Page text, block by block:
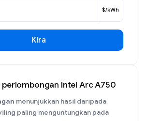
$/kWh
Kira
Intel Arc A750
menunjukkan hasil daripada
paling menguntungkan pada